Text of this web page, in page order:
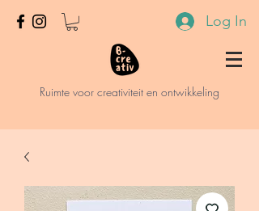
Log In
Ruimte voor creativiteit en ontwikkeling